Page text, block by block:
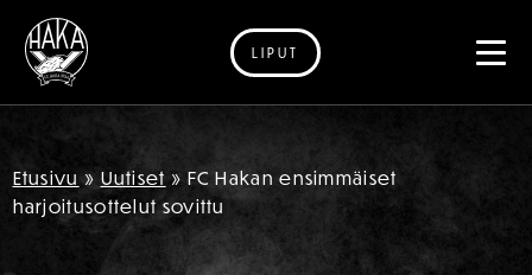
Siirry sisältöön
LIPUT
Etusivu » Uutiset » FC Hakan ensimmäiset
harjoitusottelut sovittu